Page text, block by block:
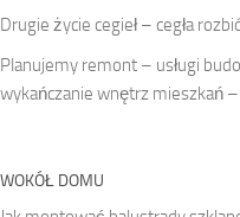
Drugie życie cegieł – cegła
Planujemy remont – usługi
wykańczanie wnętrz mieszkań
WOKÓŁ DOMU